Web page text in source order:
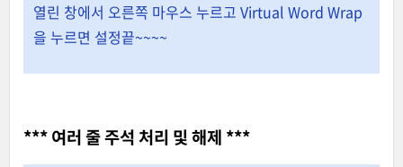
열린 창에서 오른쪽 마우스 누르고 Virtual Word Wrap
을 누르면 설정끝~~~~
*** 여러 줄 주석 처리 및 해제 ***